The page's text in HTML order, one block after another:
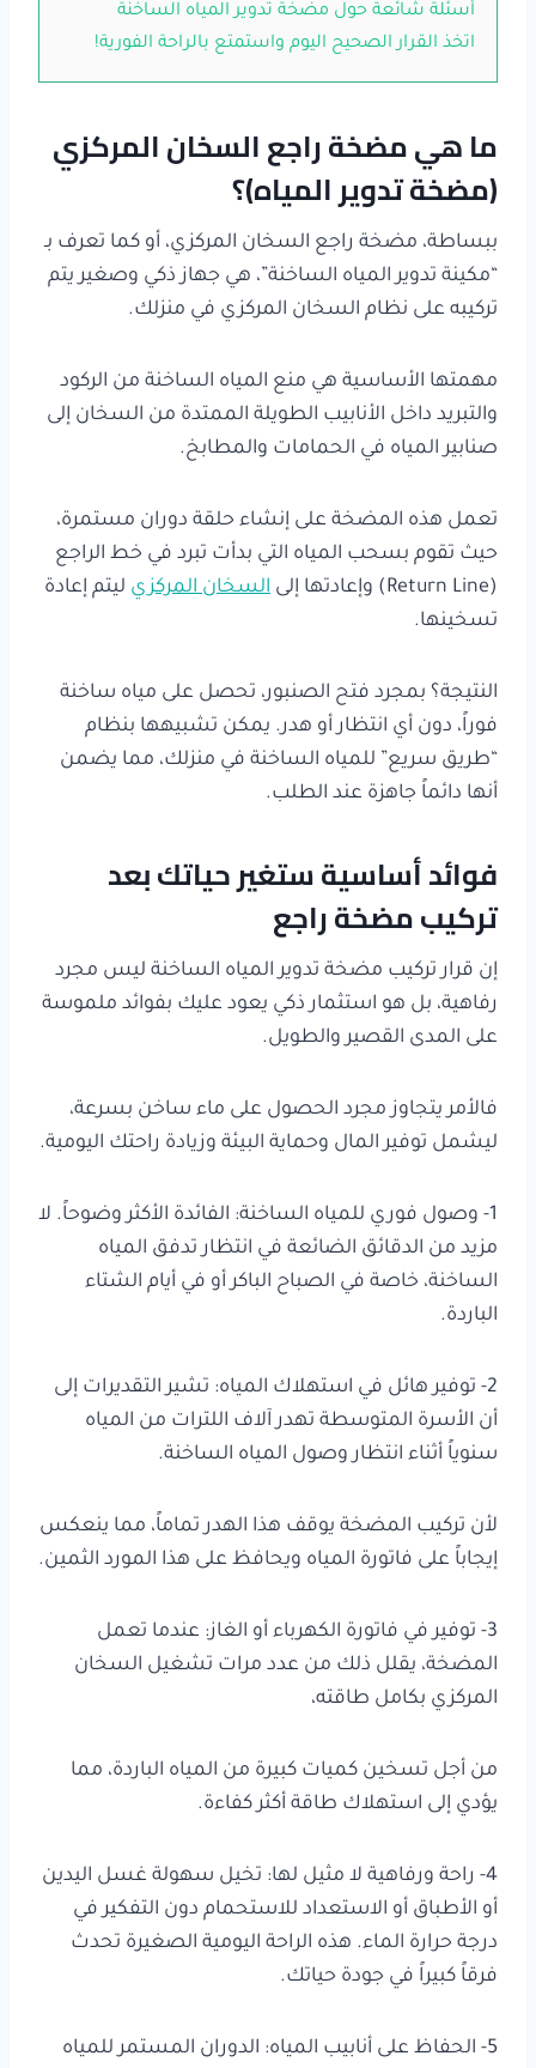
أسئلة شائعة حول مضخة تدوير المياه الساخنة
اتخذ القرار الصحيح اليوم واستمتع بالراحة الفورية!
ما هي مضخة راجع السخان المركزي
(مضخة تدوير المياه)؟
ببساطة، مضخة راجع السخان المركزي، أو كما تعرف بـ
“مكينة تدوير المياه الساخنة”، هي جهاز ذكي وصغير يتم
تركيبه على نظام السخان المركزي في منزلك.
مهمتها الأساسية هي منع المياه الساخنة من الركود
والتبريد داخل الأنابيب الطويلة الممتدة من السخان إلى
صنابير المياه في الحمامات والمطابخ.
تعمل هذه المضخة على إنشاء حلقة دوران مستمرة،
حيث تقوم بسحب المياه التي بدأت تبرد في خط الراجع
(Return Line) وإعادتها إلى
السخان المركزي ليتم إعادة
تسخينها.
النتيجة؟ بمجرد فتح الصنبور، تحصل على مياه ساخنة
فوراً، دون أي انتظار أو هدر. يمكن تشبيهها بنظام
“طريق سريع” للمياه الساخنة في منزلك، مما يضمن
أنها دائماً جاهزة عند الطلب.
فوائد أساسية ستغير حياتك بعد
تركيب مضخة راجع
إن قرار تركيب مضخة تدوير المياه الساخنة ليس مجرد
رفاهية، بل هو استثمار ذكي يعود عليك بفوائد ملموسة
على المدى القصير والطويل.
فالأمر يتجاوز مجرد الحصول على ماء ساخن بسرعة،
ليشمل توفير المال وحماية البيئة وزيادة راحتك اليومية.
1- وصول فوري للمياه الساخنة: الفائدة الأكثر وضوحاً. لا
مزيد من الدقائق الضائعة في انتظار تدفق المياه
الساخنة، خاصة في الصباح الباكر أو في أيام الشتاء
الباردة.
2- توفير هائل في استهلاك المياه: تشير التقديرات إلى
أن الأسرة المتوسطة تهدر آلاف اللترات من المياه
سنوياً أثناء انتظار وصول المياه الساخنة.
لأن تركيب المضخة يوقف هذا الهدر تماماً، مما ينعكس
إيجاباً على فاتورة المياه ويحافظ على هذا المورد الثمين.
3- توفير في فاتورة الكهرباء أو الغاز: عندما تعمل
المضخة، يقلل ذلك من عدد مرات تشغيل السخان
المركزي بكامل طاقته،
من أجل تسخين كميات كبيرة من المياه الباردة، مما
يؤدي إلى استهلاك طاقة أكثر كفاءة.
4- راحة ورفاهية لا مثيل لها: تخيل سهولة غسل اليدين
أو الأطباق أو الاستعداد للاستحمام دون التفكير في
درجة حرارة الماء. هذه الراحة اليومية الصغيرة تحدث
فرقاً كبيراً في جودة حياتك.
5- الحفاظ على أنابيب المياه: الدوران المستمر للمياه